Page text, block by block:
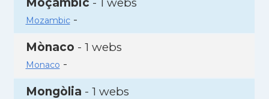
Mozambic-
Mònaco - 1 webs
Monaco -
Mongòlia - 1 webs